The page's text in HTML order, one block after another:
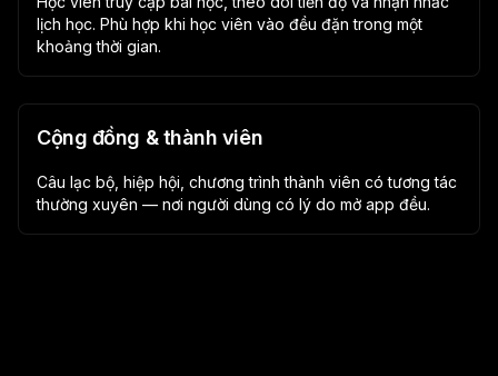
lịch học. Phù hợp khi học viên vào đều đặn trong một
khoảng thời gian.
Cộng đồng & thành viên
Câu lạc bộ, hiệp hội, chương trình thành viên có tương tác
thường xuyên — nơi người dùng có lý do mở app đều.